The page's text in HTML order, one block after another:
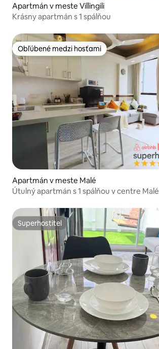
Apartmán v meste Villingili
Krásny apartmán s 1 spálňou
Obľúbené medzi hosťami
Obľúbené medzi hosťami
Apartmán v meste Malé
Útulný apartmán s 1 spálňou v centre Malé
Superhostiteľ
Superhostiteľ